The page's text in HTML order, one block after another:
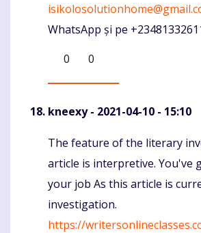
WhatsApp și pe
0
0
kneexy- 2021-04-10 - 15:10
Komentaras
The feature of the literary
article is interpretive. You've
your job As this article is
investigation.
https://